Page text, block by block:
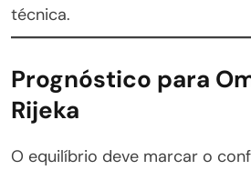
técnica.
Prognóstico para
Rijeka
O equilíbrio deve marcar o